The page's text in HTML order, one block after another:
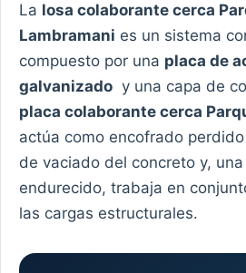
La losa colaborante cerca
Lambramani es un sistema
compuesto por una placa de
galvanizado y una capa de
placa colaborante cerca
actúa como encofrado
de vaciado del concreto y,
endurecido, trabaja en
las cargas estructurales.